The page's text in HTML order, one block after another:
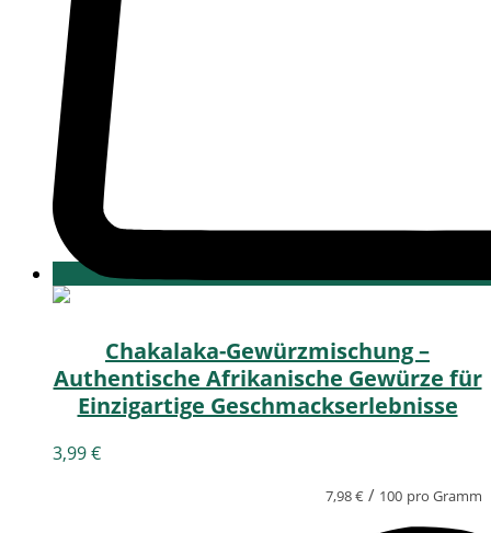
Chakalaka-Gewürzmischung –
Authentische Afrikanische Gewürze für
Einzigartige Geschmackserlebnisse
3,99€
7,98€ / 100 pro Gramm